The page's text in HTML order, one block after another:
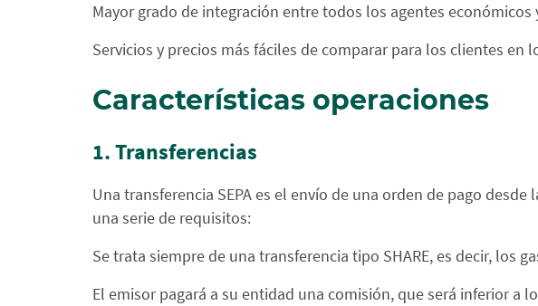
Mayor grado de integración entre todos los agentes
Servicios y precios más fáciles de comparar para los clientes
Características operaciones
1. Transferencias
Una transferencia SEPA es el envío de una orden de pago
una serie de requisitos:
Se trata siempre de una transferencia tipo SHARE, es decir, los
El emisor pagará a su entidad una comisión, que será inferior a